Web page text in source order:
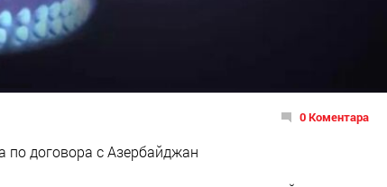
0 Коментара
по договора с Азербайджан